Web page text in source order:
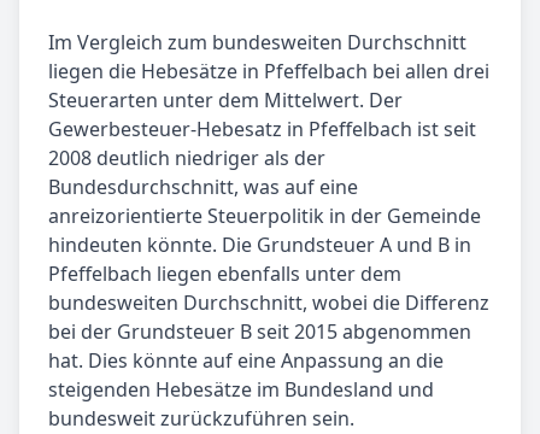
Im Vergleich zum bundesweiten Durchschnitt
liegen die Hebesätze in Pfeffelbach bei allen drei
Steuerarten unter dem Mittelwert. Der
Gewerbesteuer-Hebesatz in Pfeffelbach ist seit
2008 deutlich niedriger als der
Bundesdurchschnitt, was auf eine
anreizorientierte Steuerpolitik in der Gemeinde
hindeuten könnte. Die Grundsteuer A und B in
Pfeffelbach liegen ebenfalls unter dem
bundesweiten Durchschnitt, wobei die Differenz
bei der Grundsteuer B seit 2015 abgenommen
hat. Dies könnte auf eine Anpassung an die
steigenden Hebesätze im Bundesland und
bundesweit zurückzuführen sein.